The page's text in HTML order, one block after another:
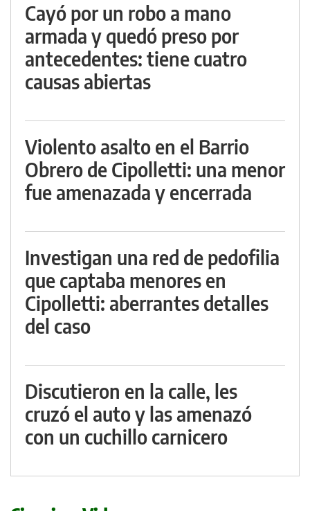
Cayó por un robo a mano
armada y quedó preso por
antecedentes: tiene cuatro
causas abiertas
Violento asalto en el Barrio
Obrero de Cipolletti: una menor
fue amenazada y encerrada
Investigan una red de pedofilia
que captaba menores en
Cipolletti: aberrantes detalles
del caso
Discutieron en la calle, les
cruzó el auto y las amenazó
con un cuchillo carnicero